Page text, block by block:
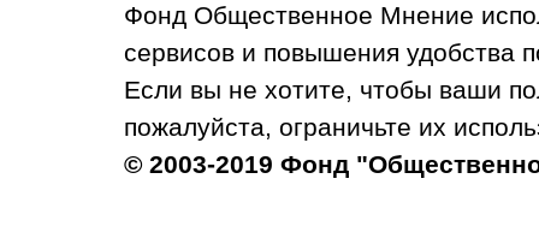
Фонд Общественное Мнение
сервисов и повышения удобства
Если вы не хотите, чтобы ваши
пожалуйста, ограничьте их
© 2003-2019 Фонд